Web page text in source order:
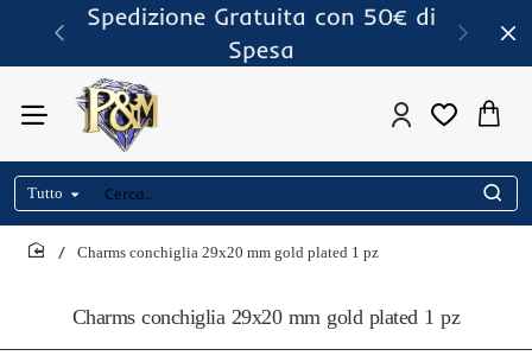
Spedizione Gratuita con 50€ di
Spesa
Tutto
Cerca..
Charms conchiglia 29x20 mm gold plated 1 pz
Charms conchiglia 29x20 mm gold plated 1 pz